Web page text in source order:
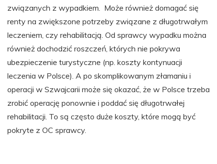
związanych z wypadkiem. Może również domagać się
renty na zwiększone potrzeby związane z długotrwałym
leczeniem, czy rehabilitacją. Od sprawcy wypadku można
również dochodzić roszczeń, których nie pokrywa
ubezpieczenie turystyczne (np. koszty kontynuacji
leczenia w Polsce). A po skomplikowanym złamaniu i
operacji w Szwajcarii może się okazać, że w Polsce trzeba
zrobić operację ponownie i poddać się długotrwałej
rehabilitacji. To są często duże koszty, które mogą być
pokryte z OC sprawcy.